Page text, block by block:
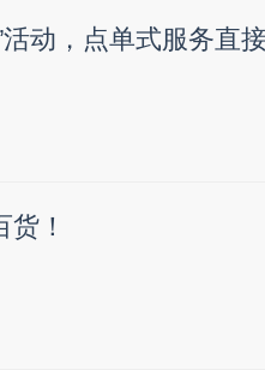
活动，点单式服务直
！